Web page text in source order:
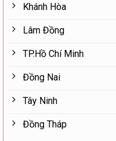
Khánh Hòa
Lâm Đồng
TP.Hồ Chí Minh
Đồng Nai
Tây Ninh
Đồng Tháp